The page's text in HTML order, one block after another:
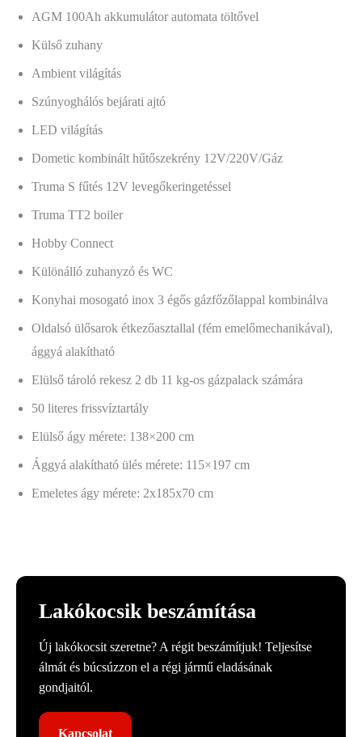
AGM 100Ah akkumulátor automata töltővel
Külső zuhany
Ambient világítás
Szúnyoghálós bejárati ajtó
LED világítás
Dometic kombinált hűtőszekrény 12V/220V/Gáz
Truma S fűtés 12V levegőkeringetéssel
Truma TT2 boiler
Hobby Connect
Különálló zuhanyzó és WC
Konyhai mosogató inox 3 égős gázfőzőlappal kombinálva
Oldalsó ülősarok étkezőasztallal (fém emelőmechanikával),
ággyá alakítható
Elülső tároló rekesz 2 db 11 kg-os gázpalack számára
50 literes frissvíztartály
Elülső ágy mérete: 138×200 cm
Ággyá alakítható ülés mérete: 115×197 cm
Emeletes ágy mérete: 2x185x70 cm
Lakókocsik beszámítása
Új lakókocsit szeretne? A régit beszámítjuk! Teljesítse
álmát és búcsúzzon el a régi jármű eladásának
gondjaitól.
Kapcsolat